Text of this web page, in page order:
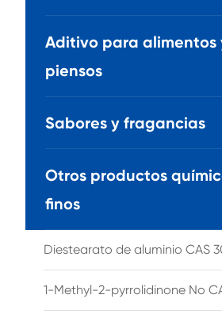
Aditivo para alimentos
piensos
Sabores y fragancias
Otros productos
finos
Diestearato de aluminio CAS
1-Methyl-2-pyrrolidinone No